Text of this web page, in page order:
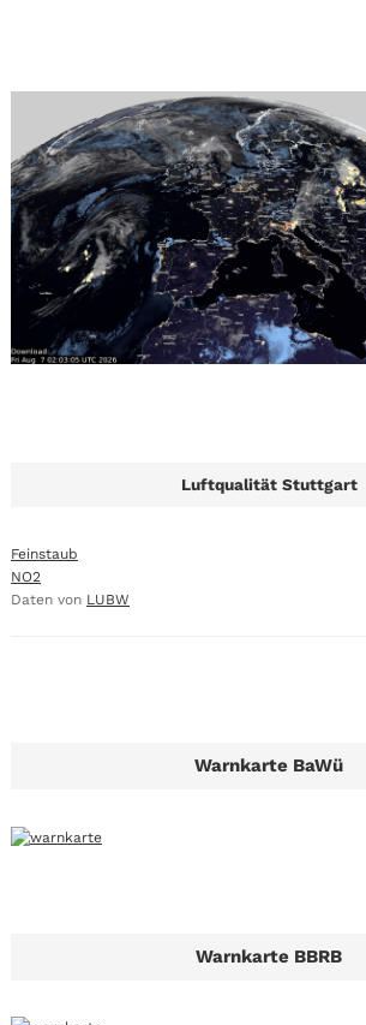
Luftqualität Stuttgart
Feinstaub
NO2
Daten von LUBW
Warnkarte BaWü
Warnkarte BBRB